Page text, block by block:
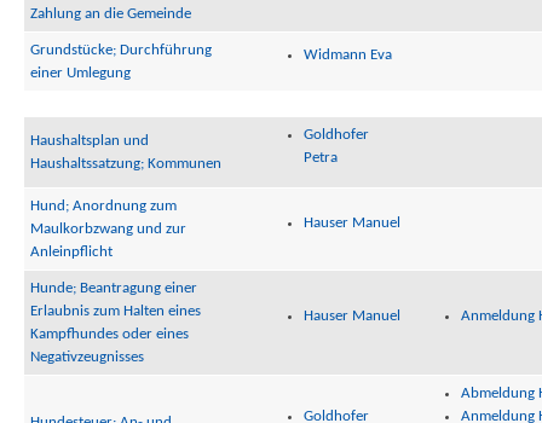
Zahlung an die Gemeinde
Grundstücke; Durchführung
einer Umlegung
Widmann Eva
Haushaltsplan und
Haushaltssatzung; Kommunen
Goldhofer
Petra
Hund; Anordnung zum
Maulkorbzwang und zur
Anleinpflicht
Hauser Manuel
Hunde; Beantragung einer
Erlaubnis zum Halten eines
Kampfhundes oder eines
Negativzeugnisses
Hauser Manuel Anmeldung
Goldhofer
Abmeldung
Anmeldung